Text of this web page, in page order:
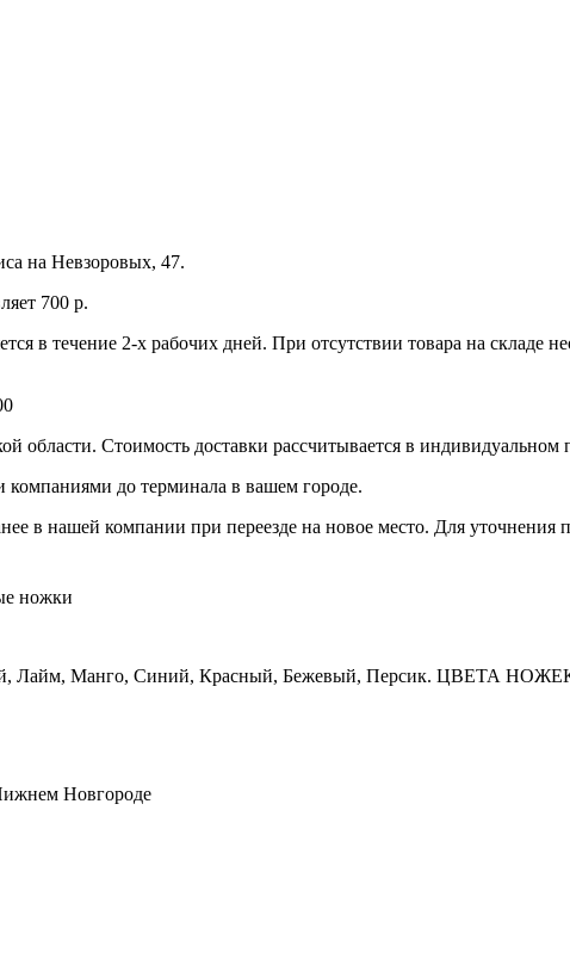
на Невзоровых, 47.
700 р.
в течение 2-х рабочих дней. При отсутствии товара на складе
области. Стоимость доставки рассчитывается в индивидуальном
компаниями до терминала в вашем городе.
в нашей компании при переезде на новое место. Для уточнения
ножки
Манго, Синий, Красный, Бежевый, Персик. ЦВЕТА НОЖЕК:
Новгороде